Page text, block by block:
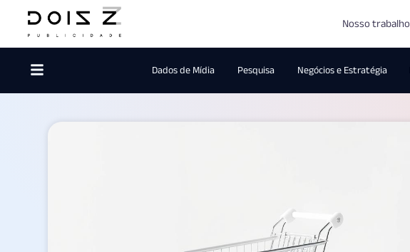
Nosso trabalho
Dados de Mídia Pesquisa Negócios e Estratégia